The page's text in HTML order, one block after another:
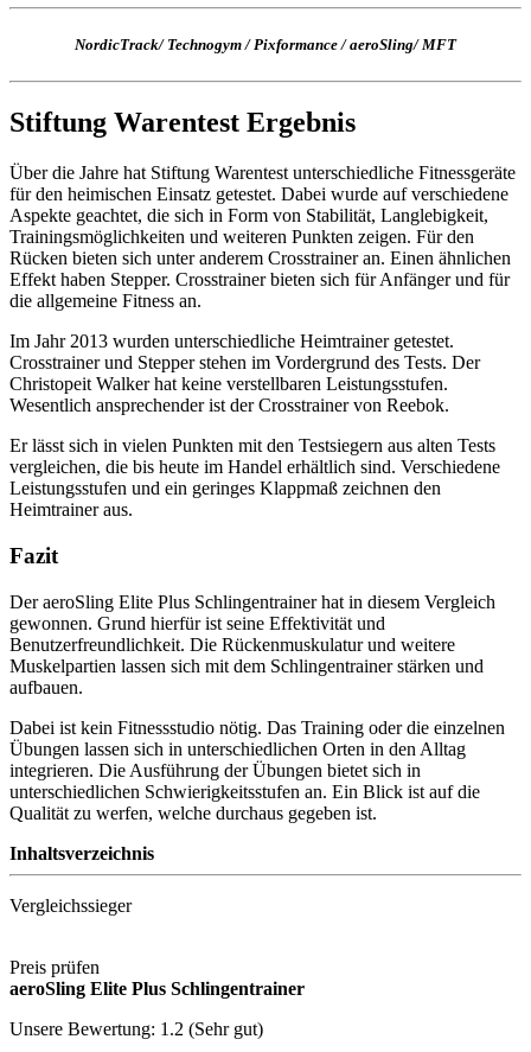
NordicTrack/Technogym/Pixformance/aeroSling/MFT
Stiftung Warentest Ergebnis
Über die Jahre hat Stiftung Warentest unterschiedliche Fitnessgeräte
für den heimischen Einsatz getestet. Dabei wurde auf verschiedene
Aspekte geachtet, die sich in Form von Stabilität, Langlebigkeit,
Trainingsmöglichkeiten und weiteren Punkten zeigen. Für den
Rücken bieten sich unter anderem Crosstrainer an. Einen ähnlichen
Effekt haben Stepper. Crosstrainer bieten sich für Anfänger und für
die allgemeine Fitness an.
Im Jahr 2013 wurden unterschiedliche Heimtrainer getestet.
Crosstrainer und Stepper stehen im Vordergrund des Tests. Der
Christopeit Walker hat keine verstellbaren Leistungsstufen.
Wesentlich ansprechender ist der Crosstrainer von Reebok.
Er lässt sich in vielen Punkten mit den Testsiegern aus alten Tests
vergleichen, die bis heute im Handel erhältlich sind. Verschiedene
Leistungsstufen und ein geringes Klappmaß zeichnen den
Heimtrainer aus.
Fazit
Der aeroSling Elite Plus Schlingentrainer hat in diesem Vergleich
gewonnen. Grund hierfür ist seine Effektivität und
Benutzerfreundlichkeit. Die Rückenmuskulatur und weitere
Muskelpartien lassen sich mit dem Schlingentrainer stärken und
aufbauen.
Dabei ist kein Fitnessstudio nötig. Das Training oder die einzelnen
Übungen lassen sich in unterschiedlichen Orten in den Alltag
integrieren. Die Ausführung der Übungen bietet sich in
unterschiedlichen Schwierigkeitsstufen an. Ein Blick ist auf die
Qualität zu werfen, welche durchaus gegeben ist.
Inhaltsverzeichnis
Vergleichssieger
Preis prüfen
aeroSling Elite Plus Schlingentrainer
Unsere Bewertung: 1.2 (Sehr gut)